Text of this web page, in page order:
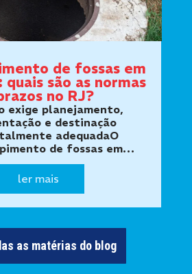
de fossas em
quais são as normas
no RJ?
exige planejamento,
e destinação
adequadaO
de fossas em
não deve ser realizado
quando surgem
ler mais
as matérias do blog